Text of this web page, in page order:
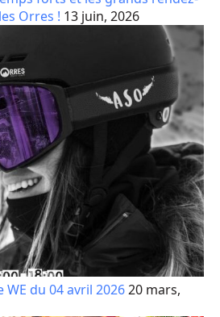
Orres ! 13 juin, 2026
WE du 04 avril 202620 mars,